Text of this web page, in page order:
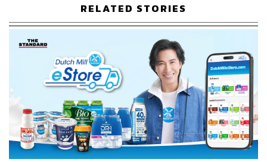
อัพลุคให้ดูดีกว่าเดิมด้วยการเลือก Blazer
สวมมาทับ เพื่อให้พร้อม meeting ทันที หรือเปลี่ยนรองเท้า
เป็น Loafers หรือรองเท้าหนัง เพื่อเติมความ preppy อีกระดับ
และถ้าวันไหนอยากได้ลุคที่สบายขึ้นก็เลือก Sneakers มา
สวมได้เลย
Downtown Doll: น่ารักแบบมั่นใจในทุกวัน
RELATED STORIES